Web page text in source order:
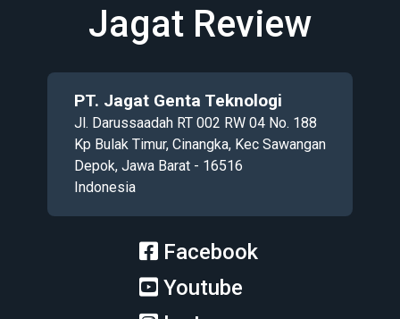
Jagat Review
PT. Jagat Genta Teknologi
Jl. Darussaadah RT 002 RW 04 No. 188
Kp Bulak Timur, Cinangka, Kec Sawangan
Depok, Jawa Barat - 16516
Indonesia
Facebook
Youtube